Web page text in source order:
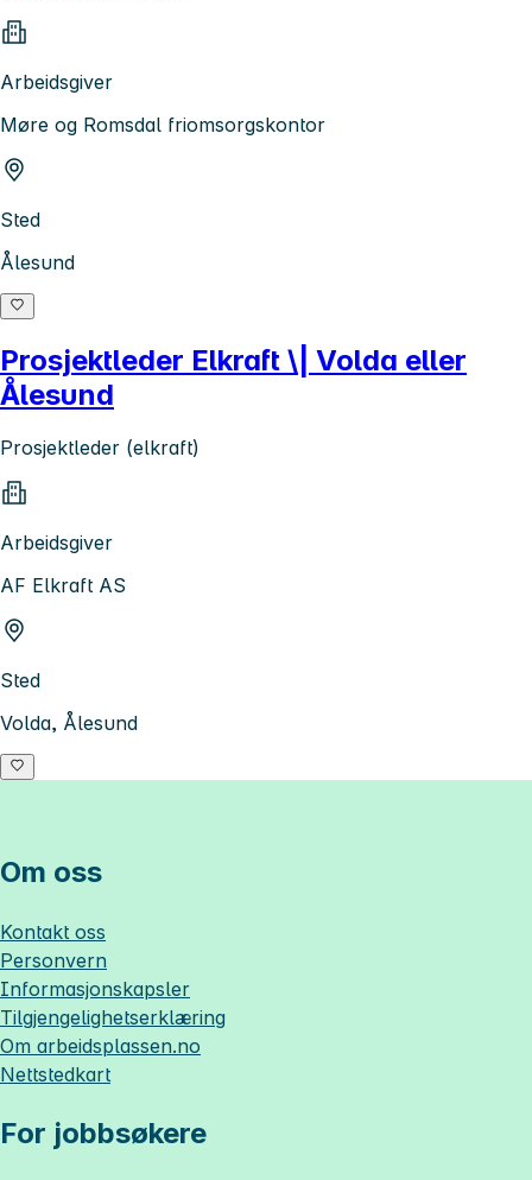
Arbeidsgiver
Møre og Romsdal friomsorgskontor
Sted
Ålesund
Prosjektleder Elkraft \| Volda eller
Ålesund
Prosjektleder (elkraft)
Arbeidsgiver
AF Elkraft AS
Sted
Volda, Ålesund
Om oss
Kontakt oss
Personvern
Informasjonskapsler
Tilgjengelighetserklæring
Om arbeidsplassen.no
Nettstedkart
For jobbsøkere